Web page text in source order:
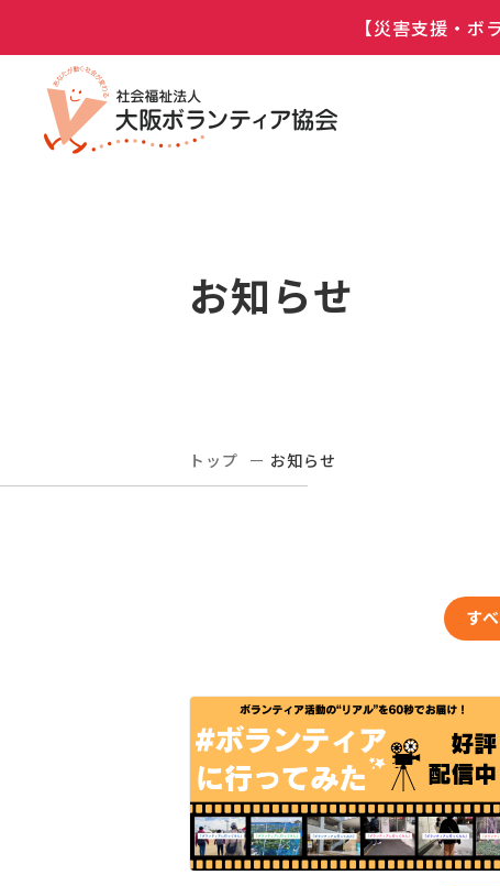
【災害支援・
お知らせ
トップ お知らせ
す